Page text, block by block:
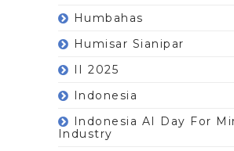
Humbahas
Humisar Sianipar
II 2025
Indonesia
Indonesia AI Day For
Industry